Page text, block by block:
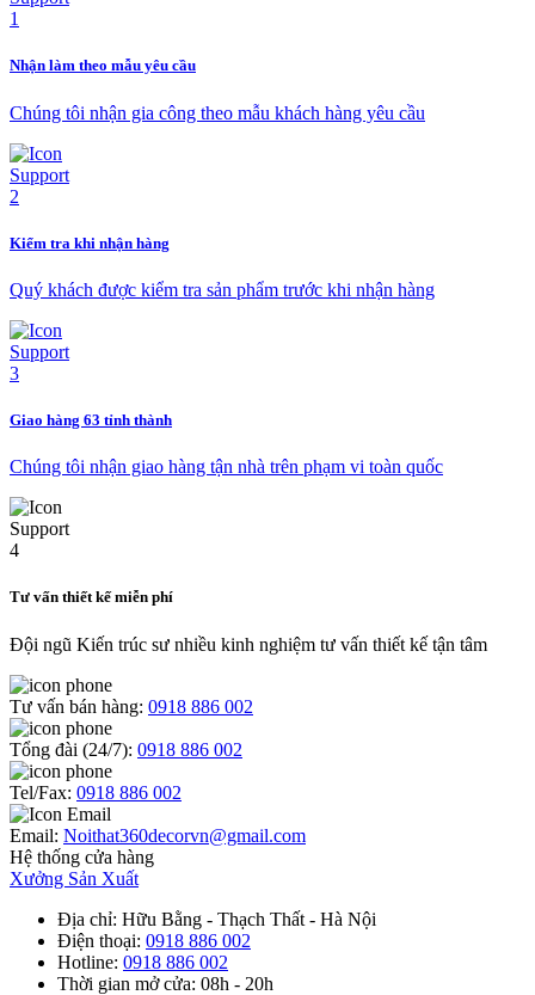
Nhận làm theo mẫu yêu cầu
Chúng tôi nhận gia công theo mẫu khách hàng yêu cầu
Kiểm tra khi nhận hàng
Quý khách được kiểm tra sản phẩm trước khi nhận hàng
Giao hàng 63 tỉnh thành
Chúng tôi nhận giao hàng tận nhà trên phạm vi toàn quốc
Tư vấn thiết kế miễn phí
Đội ngũ Kiến trúc sư nhiều kinh nghiệm tư vấn thiết kế tận tâm
Tư vấn bán hàng: 0918 886 002
Tổng đài (24/7): 0918 886 002
Tel/Fax: 0918 886 002
Email: Noithat360decorvn@gmail.com
Hệ thống cửa hàng
Xưởng Sản Xuất
Địa chỉ: Hữu Bằng - Thạch Thất - Hà Nội
Điện thoại: 0918 886 002
Hotline: 0918 886 002
Thời gian mở cửa: 08h - 20h